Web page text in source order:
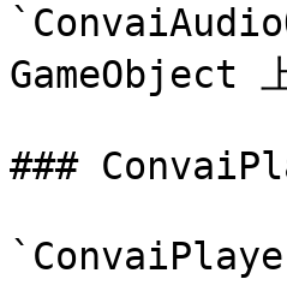
GameObject 上
###